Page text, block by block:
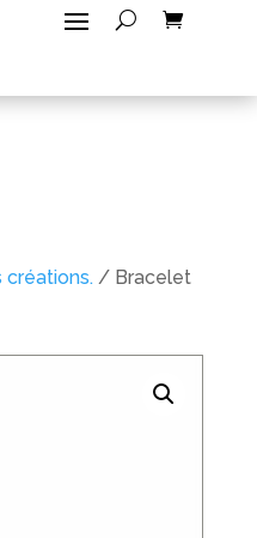
créations./ Bracelet